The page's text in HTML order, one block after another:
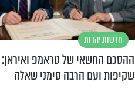
חדשות יהדות
ההסכם החשאי של טראמפ ואיראן:
שקיפות ועם הרבה סימני שאלה